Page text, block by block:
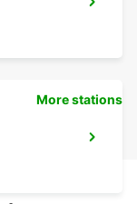
More stations